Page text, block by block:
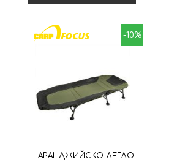
-10%
ШАРАНДЖИЙСКО ЛЕГЛО